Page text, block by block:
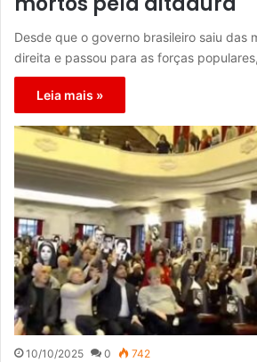
Desde que o governo brasileiro saiu das
direita e passou para as forças
Leia mais »
10/10/2025 0 742